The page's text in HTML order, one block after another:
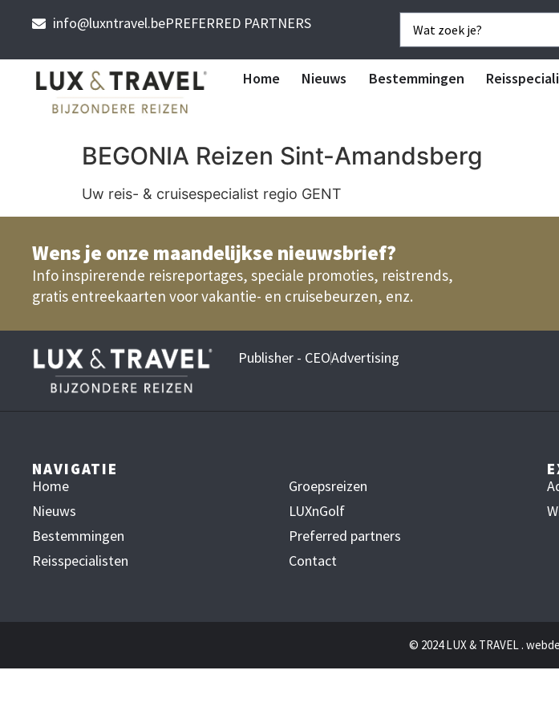
info@luxntravel.bePREFERRED PARTNERS
Home Nieuws Bestemmingen
BEGONIA Reizen Sint-Amandsberg
Uw reis- & cruisespecialist regio GENT
Wens je onze maandelijkse nieuwsbrief?
Info inspirerende reisreportages, speciale promoties, reistrends,
gratis entreekaarten voor vakantie- en cruisebeurzen, enz.
Publisher - CEOAdvertising
NAVIGATIE
Home
Nieuws
Bestemmingen
Reisspecialisten
Groepsreizen
LUXnGolf
Preferred partners
Contact
© 2024 LUX & TRAVEL .